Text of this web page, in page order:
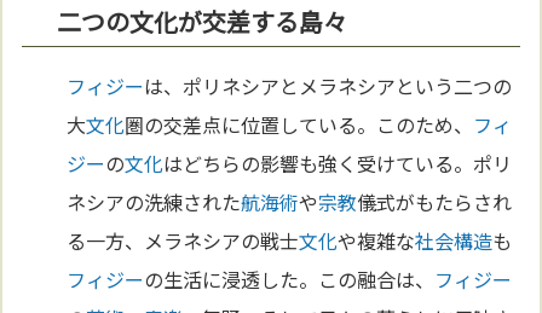
二つの文化が交差する島々
フィジーは、ポリネシアとメラネシアという二つの
大文化圏の交差点に位置している。このため、 フィ
ジーの文化はどちらの影響も強く受けている。ポリ
ネシアの洗練された航海術や宗教儀式がもたらされ
る一方、メラネシアの戦士文化や複雑な社会構造も
フィジーの生活に浸透した。この融合は、 フィジー